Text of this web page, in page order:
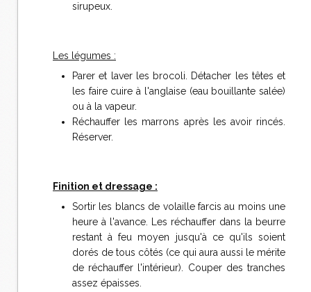
sirupeux.
Les légumes :
Parer et laver les brocoli. Détacher les têtes et
les faire cuire à l'anglaise (eau bouillante salée)
ou à la vapeur.
Réchauffer les marrons après les avoir rincés.
Réserver.
Finition et dressage :
Sortir les blancs de volaille farcis au moins une
heure à l'avance. Les réchauffer dans la beurre
restant à feu moyen jusqu'à ce qu'ils soient
dorés de tous côtés (ce qui aura aussi le mérite
de réchauffer l'intérieur). Couper des tranches
assez épaisses.